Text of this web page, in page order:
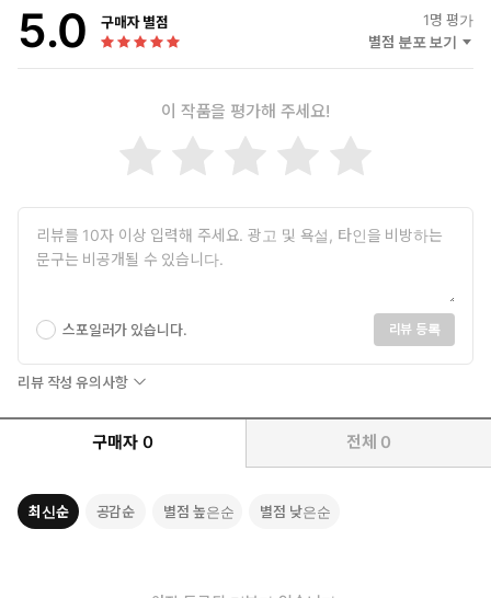
5.0 구매자 별점 1명 평가
별점 분포 보기
이 작품을 평가해 주세요!
스포일러가 있습니다. 리뷰 등록
리뷰 작성 유의사항
구매자 0 전체 0
최신순 공감순 별점 높은순 별점 낮은순